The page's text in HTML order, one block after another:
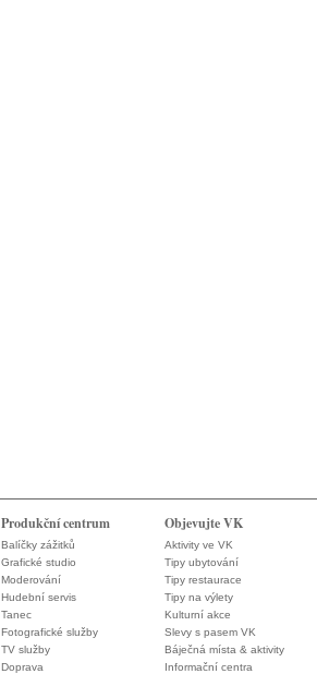
Produkční centrum
Balíčky zážitků
Grafické studio
Moderování
Hudební servis
Tanec
Fotografické služby
TV služby
Doprava
Objevujte VK
Aktivity ve VK
Tipy ubytování
Tipy restaurace
Tipy na výlety
Kulturní akce
Slevy s pasem VK
Báječná místa & aktivity
Informační centra